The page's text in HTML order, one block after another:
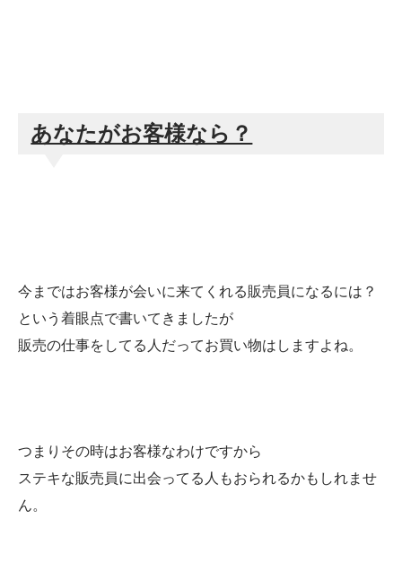
あなたがお客様なら？
今まではお客様が会いに来てくれる販売員になるには？
という着眼点で書いてきましたが
販売の仕事をしてる人だってお買い物はしますよね。
つまりその時はお客様なわけですから
ステキな販売員に出会ってる人もおられるかもしれませ
ん。